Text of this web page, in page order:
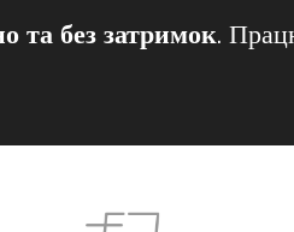
та без затримок.